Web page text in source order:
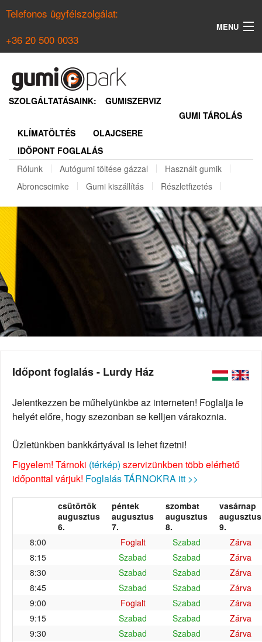
Telefonos ügyfélszolgálat:
+36 20 500 0033
MENU
NYÁRI GUMI KERESŐ
REGISZTRÁCIÓ
SZOLGÁLTATÁSAINK:
GUMISZERVIZ
GUMI TÁROLÁS
KLÍMATÖLTÉS
OLAJCSERE
IDŐPONT FOGLALÁS
Rólunk
Autógumi töltése gázzal
Használt gumik
Abroncscimke
Gumi kiszállítás Részletfizetés
Időpont foglalás - Lurdy Ház
Jelentkezzen be műhelyünkbe az interneten! Foglalja le
helyét előre, hogy szezonban se kelljen várakoznia.
Üzletünkben bankkártyával is lehet fizetni!
Figyelem! Tárnoki (térkép) szervizünkben több elérhető
időponttal várjuk! Foglalás TÁRNOKRA itt >>
csütörtök
augusztus
6.
péntek
augusztus
7.
szombat
augusztus
8.
vasárnap
augusztus
9.
8:00
Foglalt Szabad
Zárva
8:15
Szabad Szabad
Zárva
8:30
Szabad Szabad
Zárva
8:45
Szabad Szabad
Zárva
9:00
Foglalt Szabad
Zárva
9:15
Szabad Szabad
Zárva
9:30
Szabad Szabad
Zárva